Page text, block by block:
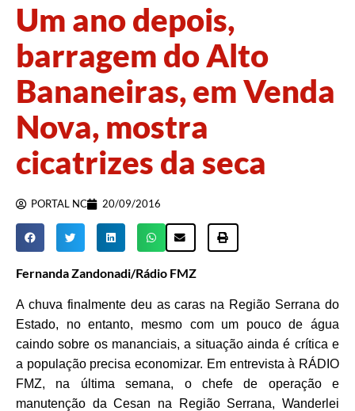
Um ano depois,
barragem do Alto
Bananeiras, em Venda
Nova, mostra
cicatrizes da seca
PORTAL NC 20/09/2016
Fernanda Zandonadi/Rádio FMZ
A chuva finalmente deu as caras na Região Serrana do
Estado, no entanto, mesmo com um pouco de água
caindo sobre os mananciais, a situação ainda é crítica e
a população precisa economizar. Em entrevista à RÁDIO
FMZ, na última semana, o chefe de operação e
manutenção da Cesan na Região Serrana, Wanderlei